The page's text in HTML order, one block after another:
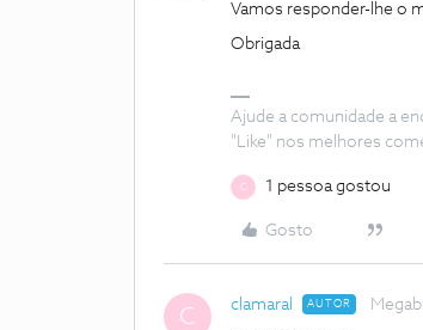
Vamos responder-lhe o
Obrigada
Ajude a comunidade a
"Like" nos melhores
C 1 pessoa gostou
Gosto
C clamaral AUTOR